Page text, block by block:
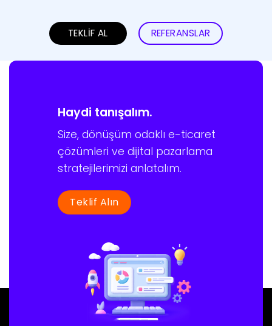
TEKLİF AL REFERANSLAR
Haydi tanışalım.
Size, dönüşüm odaklı e-ticaret
çözümleri ve dijital pazarlama
stratejilerimizi anlatalım.
Teklif Alın